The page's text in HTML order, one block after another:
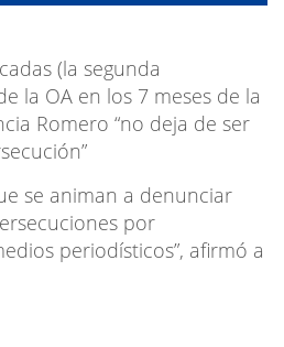
(la segunda
la OA en los 7 meses de la
Romero “no deja de ser
se animan a denunciar
por
periodísticos”, afirmó a